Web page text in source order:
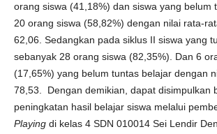
orang siswa (41,18%) dan siswa yang belum
20 orang siswa (58,82%) dengan nilai rata-
62,06. Sedangkan pada siklus II siswa yang
sebanyak 28 orang siswa (82,35%). Dan 6
(17,65%) yang belum tuntas belajar dengan
78,53. Dengan demikian, dapat disimpulkan
peningkatan hasil belajar siswa melalui
Playingdi kelas 4 SDN 010014 Sei Lendir